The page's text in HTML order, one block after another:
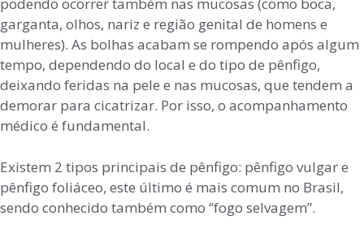
garganta, olhos, nariz e região genital de homens e
mulheres). As bolhas acabam se rompendo após algum
tempo, dependendo do local e do tipo de pênfigo,
deixando feridas na pele e nas mucosas, que tendem a
demorar para cicatrizar. Por isso, o acompanhamento
médico é fundamental.
Existem 2 tipos principais de pênfigo: pênfigo vulgar e
pênfigo foliáceo, este último é mais comum no Brasil,
sendo conhecido também como “fogo selvagem”.